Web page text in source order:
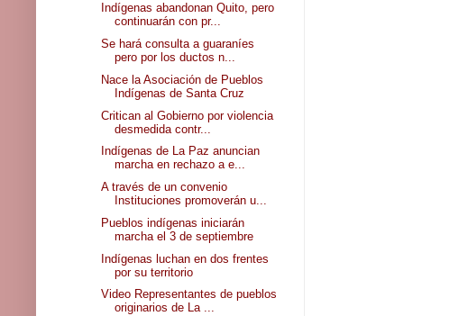
Indígenas abandonan Quito, pero
continuarán con pr...
Se hará consulta a guaraníes
pero por los ductos n...
Nace la Asociación de Pueblos
Indígenas de Santa Cruz
Critican al Gobierno por violencia
desmedida contr...
Indígenas de La Paz anuncian
marcha en rechazo a e...
A través de un convenio
Instituciones promoverán u...
Pueblos indígenas iniciarán
marcha el 3 de septiembre
Indígenas luchan en dos frentes
por su territorio
Video Representantes de pueblos
originarios de La ...